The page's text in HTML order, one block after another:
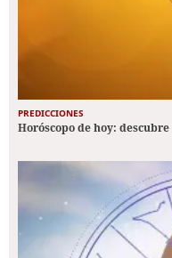
PREDICCIONES
Horóscopo de hoy: